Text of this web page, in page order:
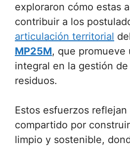
exploraron cómo estas
contribuir a los
articulación territorial
MP25M, que promueve
integral en la gestión
residuos.
Estos esfuerzos reflejan
compartido por
limpio y sostenible,